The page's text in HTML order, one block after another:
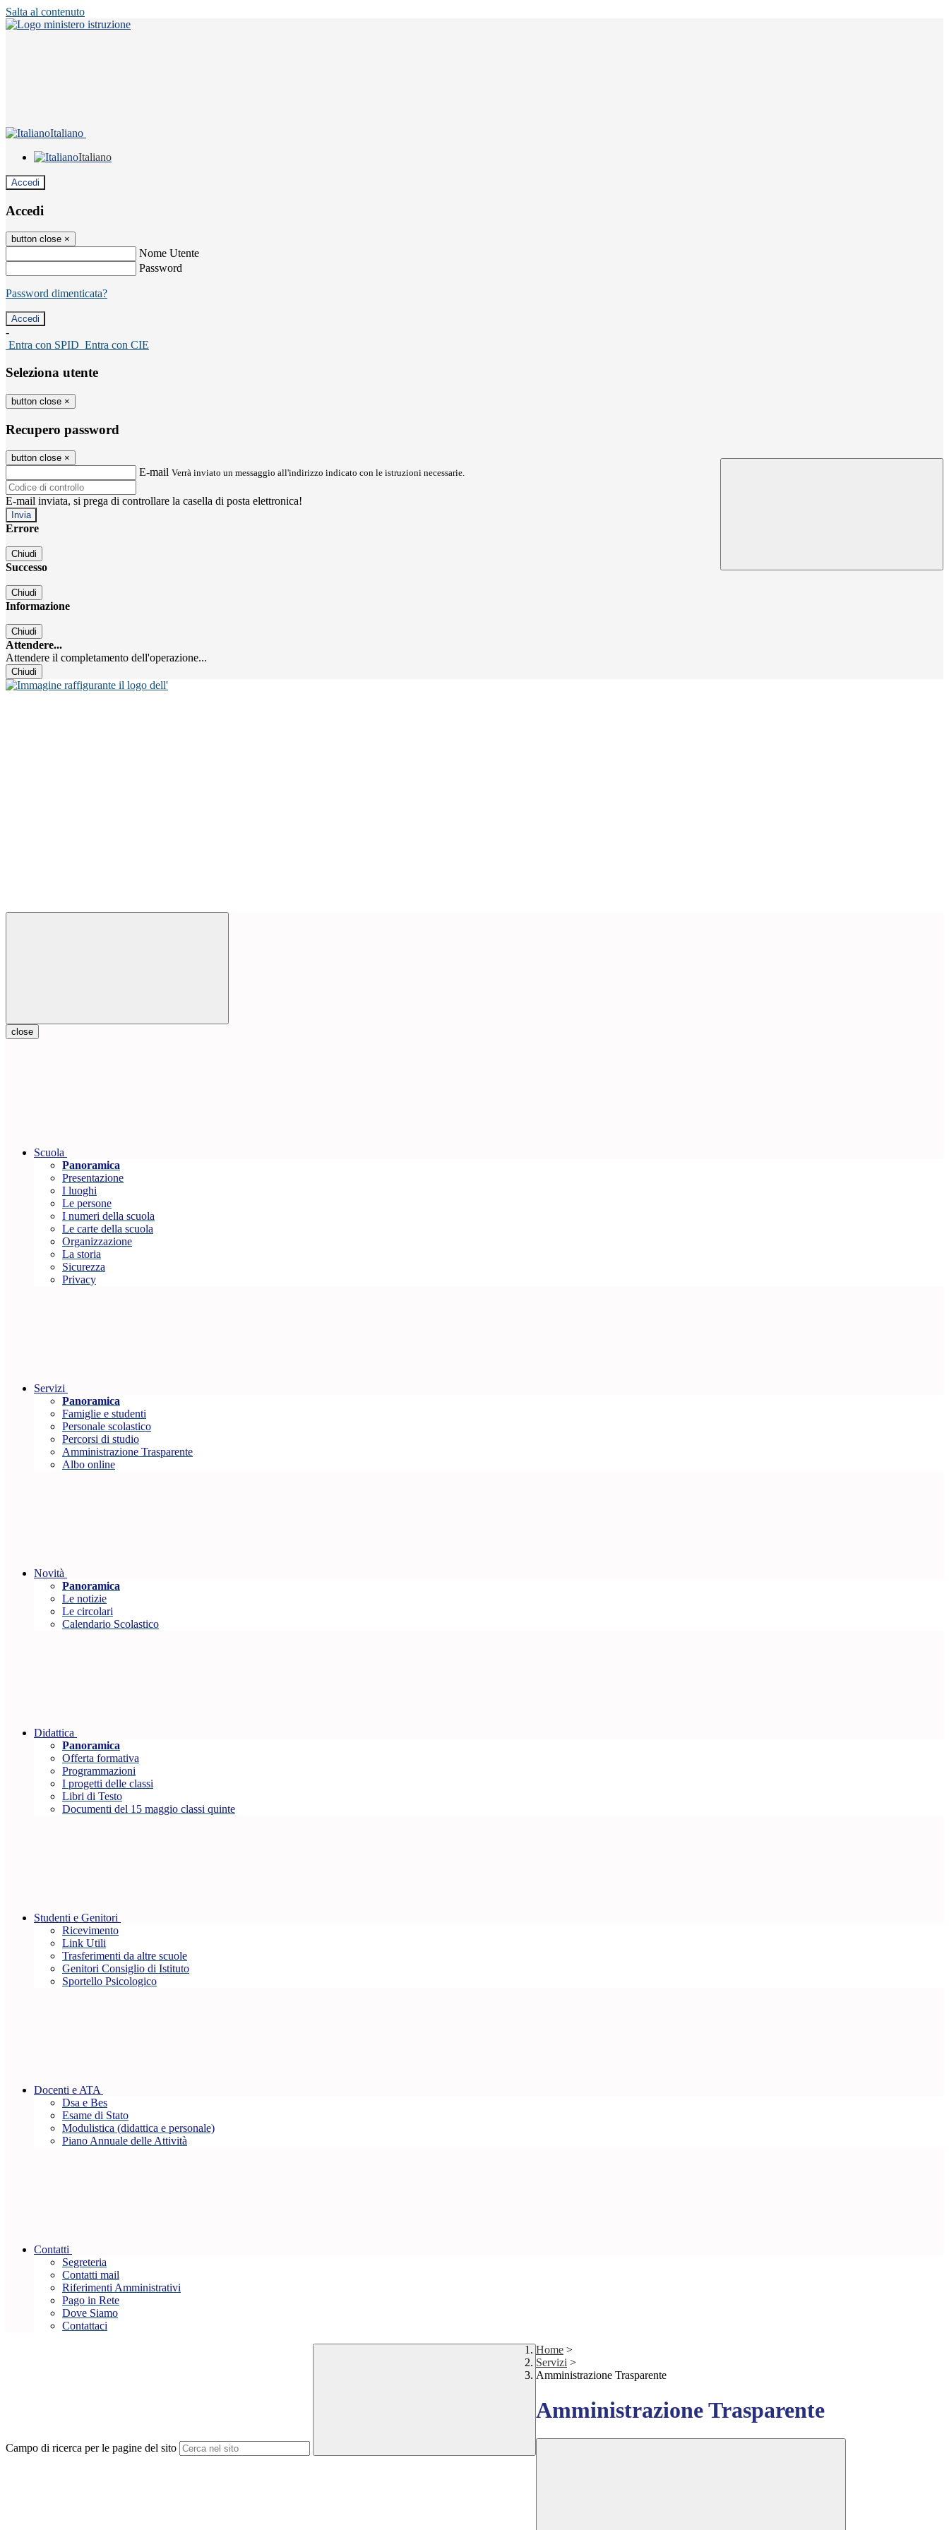
Salta al contenuto
Italiano
Italiano
Accedi
Accedi
button close ×
Nome Utente
Password
Password dimenticata?
-
Entra con SPID Entra con CIE
Seleziona utente
button close ×
Recupero password
button close ×
E-mail Verrà inviato un messaggio all'indirizzo indicato con le istruzioni necessarie.
E-mail inviata, si prega di controllare la casella di posta elettronica!
Errore
Chiudi
Successo
Chiudi
Informazione
Chiudi
Attendere...
Attendere il completamento dell'operazione...
Chiudi
close
Scuola
Panoramica
Presentazione
I luoghi
Le persone
I numeri della scuola
Le carte della scuola
Organizzazione
La storia
Sicurezza
Privacy
Servizi
Panoramica
Famiglie e studenti
Personale scolastico
Percorsi di studio
Amministrazione Trasparente
Albo online
Novità
Panoramica
Le notizie
Le circolari
Calendario Scolastico
Didattica
Panoramica
Offerta formativa
Programmazioni
I progetti delle classi
Libri di Testo
Documenti del 15 maggio classi quinte
Studenti e Genitori
Ricevimento
Link Utili
Trasferimenti da altre scuole
Genitori Consiglio di Istituto
Sportello Psicologico
Docenti e ATA
Dsa e Bes
Esame di Stato
Modulistica (didattica e personale)
Piano Annuale delle Attività
Contatti
Segreteria
Contatti mail
Riferimenti Amministrativi
Pago in Rete
Dove Siamo
Contattaci
Campo di ricerca per le pagine del sito
Home >
Servizi >
Amministrazione Trasparente
Amministrazione Trasparente